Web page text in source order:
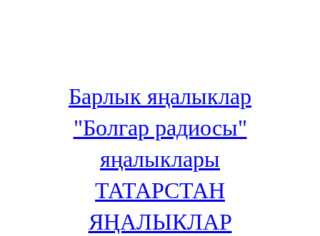
100,3 FM
106,6 FM
Кадыбаш
105,2 FM
Барлык яңалыклар
"Болгар радиосы"
яңалыклары
ТАТАРСТАН
ЯҢАЛЫКЛАР